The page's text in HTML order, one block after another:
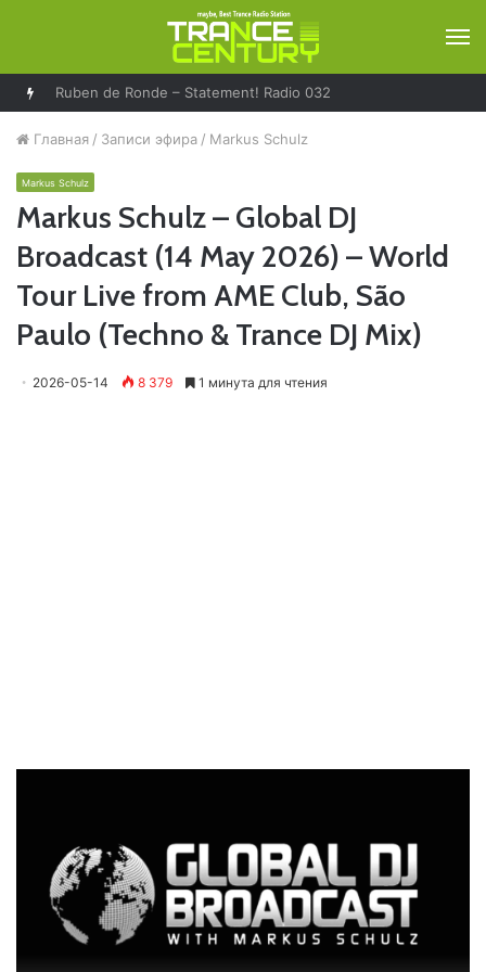
Ruben de Ronde – Statement! Radio 032
Главная / Записи эфира / Markus Schulz
Markus Schulz
Markus Schulz – Global DJ
Broadcast (14 May 2026) – World
Tour Live from AME Club, São
Paulo (Techno & Trance DJ Mix)
2026-05-14 8 379 1 минута для чтения